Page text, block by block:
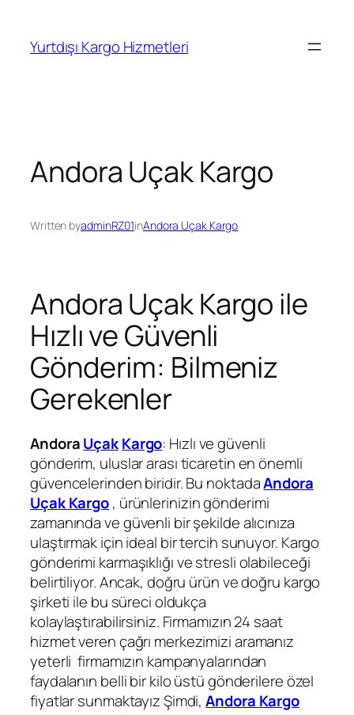
Yurtdışı Kargo Hizmetleri
Andora Uçak Kargo
Written byadminRZ01inAndora Uçak Kargo
Andora Uçak Kargo ile
Hızlı ve Güvenli
Gönderim: Bilmeniz
Gerekenler
AndoraUçakKargo: Hızlı ve güvenli
gönderim, uluslar arası ticaretin en önemli
güvencelerinden biridir. Bu noktadaAndora
Uçak Kargo, ürünlerinizin gönderimi
zamanında ve güvenli bir şekilde alıcınıza
ulaştırmak için ideal bir tercih sunuyor. Kargo
gönderimi karmaşıklığı ve stresli olabileceği
belirtiliyor. Ancak, doğru ürün ve doğru kargo
şirketi ile bu süreci oldukça
kolaylaştırabilirsiniz. Firmamızın 24 saat
hizmet veren çağrı merkezimizi aramanız
yeterli firmamızın kampanyalarından
faydalanın belli bir kilo üstü gönderilere özel
fiyatlar sunmaktayız Şimdi,Andora Kargo